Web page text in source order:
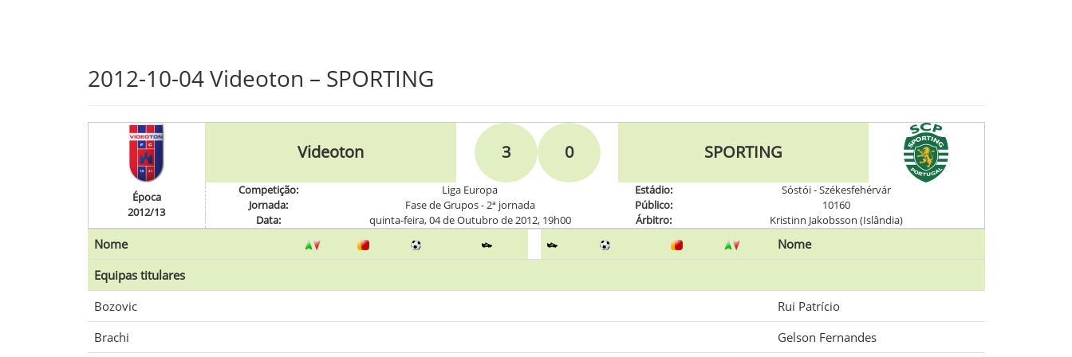
2012-10-04 Videoton – SPORTING
Videoton 3 0 SPORTING
Época
2012/13
Competição: Liga Europa Estádio:
Sóstói - Székesfehérvár
Jornada:
Fase de Grupos - 2ª jornada Público:
10160
Data:
quinta-feira, 04 de Outubro de 2012, 19h00 Árbitro: Kristinn Jakobsson (Islândia)
Nome
Nome
Equipas titulares
Bozovic
Rui Patrício
Brachi
Gelson Fernandes